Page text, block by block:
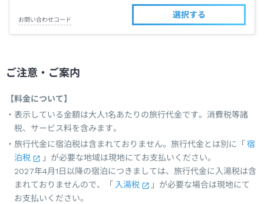
お問い合わせコード
選択する
ご注意・ご案内
【料金について】
表示している金額は大人1名あたりの旅行代金です。消費税等諸
税、サービス料を含みます。
旅行代金に宿泊税は含まれておりません。旅行代金とは別に「 宿
泊税
」が必要な地域は現地にてお支払いください。
2027年4月1日以降の宿泊につきましては、旅行代金に入湯税は含
まれておりませんので、「 入湯税
」が必要な場合は現地にて
お支払いください。